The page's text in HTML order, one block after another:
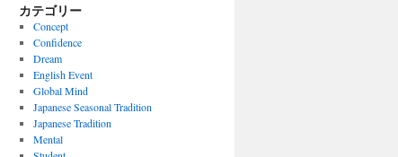
カテゴリー
Concept
Confidence
Dream
English Event
Global Mind
Japanese Seasonal Tradition
Japanese Tradition
Mental